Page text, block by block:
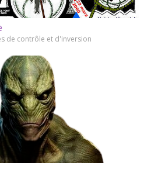
de contrôle et d'inversion